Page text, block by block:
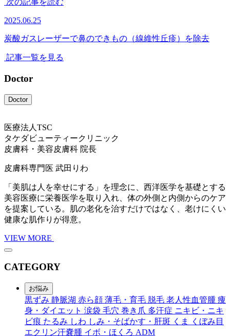
次の記事を読む
2025.06.25
炭酸ガスレーザーで鼻のできもの（線維性丘疹）を除去
記事一覧を見る
Doctor
Doctor
医療法人TSC
タケダビューティークリニック
皮膚科・美容皮膚科 院長
皮膚科専門医 武田りわ
「美肌は人を幸せにする」を理念に、西洋医学を基礎とする
美容医療に栄養医学を取り入れ、体の外側と内側からのケア
を提案している。肌の老化を治すだけではなく、老けにくい
健康な肌作りが得意。
VIEW MORE
CATEGORY
お悩み
黒ずみ 静脈湖 赤ら顔 薄毛・育毛 脱毛 老人性血管腫 痩
身・ダイエット 涙袋 毛穴 巻き爪 多汗症 ニキビ・ニキ
ビ痕 たるみ しわ しみ・そばかす・肝斑 くま
くぼみ目
エクリン汗嚢腫 イボ・ほくろ ADM